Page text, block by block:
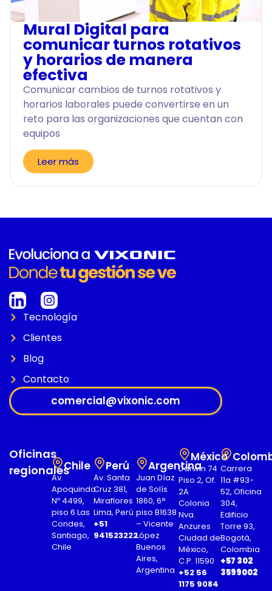
Mural Digital para
comunicar turnos rotativos
y horarios de manera
efectiva
Comunicar cambios de turnos rotativos y
horarios laborales puede convertirse en un
reto para las organizaciones que cuentan con
equipos
Leer más
Tecnología
Clientes
Blog
Contacto
comercial@vixonic.com
Oficinas
regionalesChile
Av.
Apoquindo
Nº 4499,
piso 6 Las
Condes,
Santiago,
Chile
Perú
Av. Santa
Cruz 381,
Miraflores
Lima, Perú
+51
941523222
Argentina
Juan Díaz
de Solís
1860, 6°
piso B1638
– Vicente
López
Buenos
Aires,
Argentina
México
Darwin 74
Piso 2, Of.
2A
Colonia
Nva.
Anzures
Ciudad de
México,
C.P. 11590
+52 56
1175 9084
Carrera
11a #93-
52, Oficina
304,
Edificio
Torre 93,
Bogotá,
Colombia
+57 302
3599002